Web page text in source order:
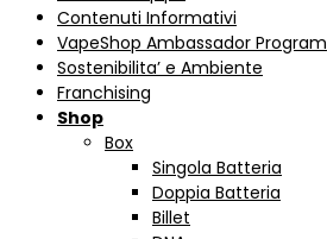
Contenuti Informativi
VapeShop Ambassador Program
Sostenibilita’ e Ambiente
Franchising
Shop
Box
Singola Batteria
Doppia Batteria
Billet